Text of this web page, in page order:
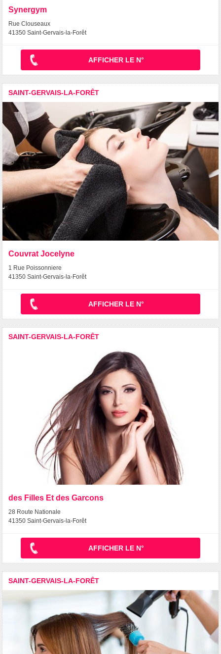
Synergym
Rue Clouseaux
41350 Saint-Gervais-la-Forêt
AFFICHER LE N°
SAINT-GERVAIS-LA-FORÊT
Couvrat Jocelyne
1 Rue Poissonniere
41350 Saint-Gervais-la-Forêt
AFFICHER LE N°
SAINT-GERVAIS-LA-FORÊT
des Filles Et des Garcons
28 Route Nationale
41350 Saint-Gervais-la-Forêt
AFFICHER LE N°
SAINT-GERVAIS-LA-FORÊT